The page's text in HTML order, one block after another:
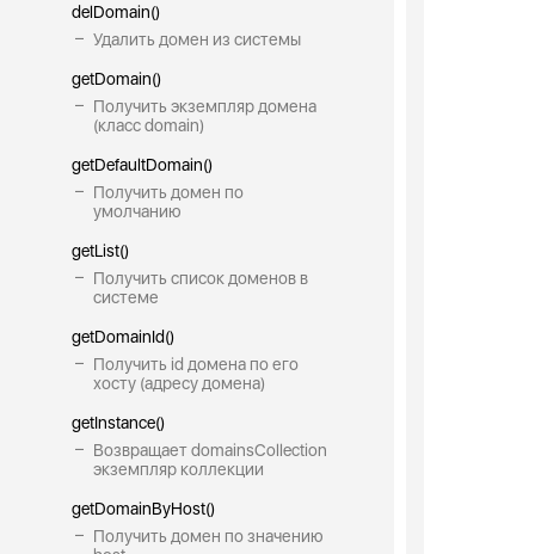
delDomain()
Удалить домен из системы
getDomain()
Получить экземпляр домена
(класс domain)
getDefaultDomain()
Получить домен по
умолчанию
getList()
Получить список доменов в
системе
getDomainId()
Получить id домена по его
хосту (адресу домена)
getInstance()
Возвращает domainsCollection
экземпляр коллекции
getDomainByHost()
Получить домен по значению